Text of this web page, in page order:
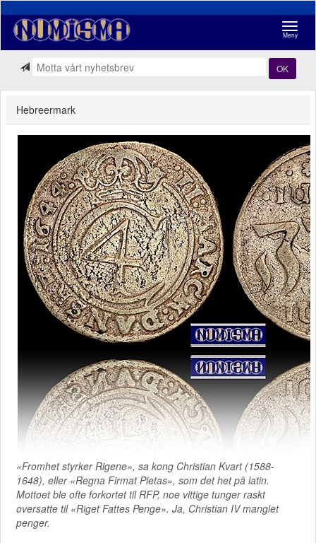
Meny
OK
Hebreermark
«Fromhet styrker Rigene», sa kong Christian Kvart (1588-
1648), eller «Regna Firmat Pietas», som det het på latin.
Mottoet ble ofte forkortet til RFP, noe vittige tunger raskt
oversatte til «Riget Fattes Penge». Ja, Christian IV manglet
penger.